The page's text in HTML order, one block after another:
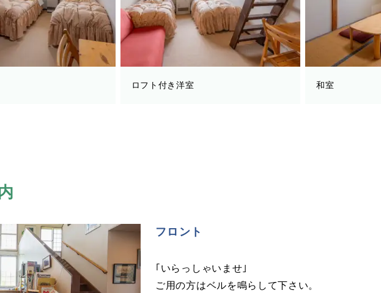
ロフト付き洋室 和室
フロント
｢いらっしゃいませ｣
ご用の方はベルを鳴らして下さい。